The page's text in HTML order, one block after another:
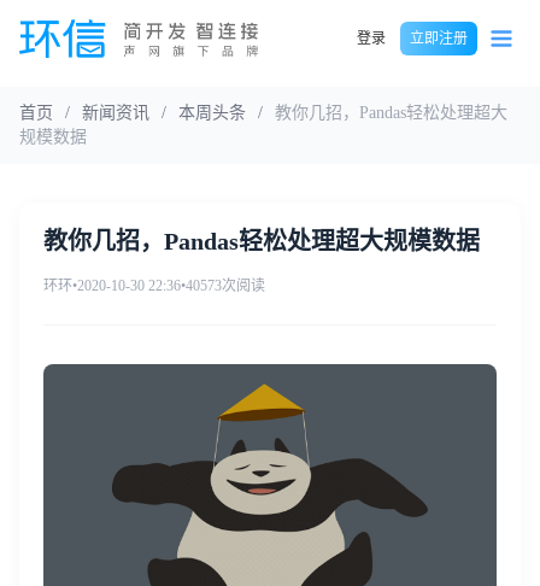
登录 立即注册
首页 / 新闻资讯 / 本周头条 /
教你几招，Pandas轻松处理超大
规模数据
教你几招，Pandas轻松处理超大规模数据
环环•2020-10-30 22:36•40573次阅读